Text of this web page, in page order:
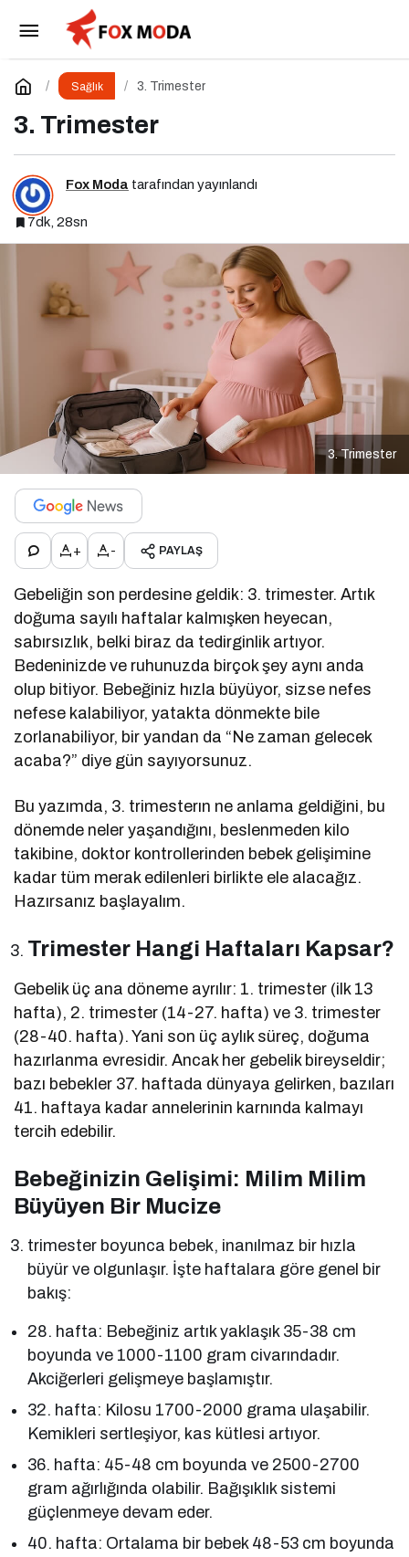
Sağlık 3. Trimester
3. Trimester
Fox Moda tarafından yayınlandı
7dk, 28sn
3. Trimester
+ - PAYLAŞ
Gebeliğin son perdesine geldik: 3. trimester. Artık
doğuma sayılı haftalar kalmışken heyecan,
sabırsızlık, belki biraz da tedirginlik artıyor.
Bedeninizde ve ruhunuzda birçok şey aynı anda
olup bitiyor. Bebeğiniz hızla büyüyor, sizse nefes
nefese kalabiliyor, yatakta dönmekte bile
zorlanabiliyor, bir yandan da “Ne zaman gelecek
acaba?” diye gün sayıyorsunuz.
Bu yazımda, 3. trimesterın ne anlama geldiğini, bu
dönemde neler yaşandığını, beslenmeden kilo
takibine, doktor kontrollerinden bebek gelişimine
kadar tüm merak edilenleri birlikte ele alacağız.
Hazırsanız başlayalım.
Trimester Hangi Haftaları Kapsar?
Gebelik üç ana döneme ayrılır: 1. trimester (ilk 13
hafta), 2. trimester (14-27. hafta) ve 3. trimester
(28-40. hafta). Yani son üç aylık süreç, doğuma
hazırlanma evresidir. Ancak her gebelik bireyseldir;
bazı bebekler 37. haftada dünyaya gelirken, bazıları
41. haftaya kadar annelerinin karnında kalmayı
tercih edebilir.
Bebeğinizin Gelişimi: Milim Milim
Büyüyen Bir Mucize
trimester boyunca bebek, inanılmaz bir hızla
büyür ve olgunlaşır. İşte haftalara göre genel bir
bakış:
28. hafta: Bebeğiniz artık yaklaşık 35-38 cm
boyunda ve 1000-1100 gram civarındadır.
Akciğerleri gelişmeye başlamıştır.
32. hafta: Kilosu 1700-2000 grama ulaşabilir.
Kemikleri sertleşiyor, kas kütlesi artıyor.
36. hafta: 45-48 cm boyunda ve 2500-2700
gram ağırlığında olabilir. Bağışıklık sistemi
güçlenmeye devam eder.
40. hafta: Ortalama bir bebek 48-53 cm boyunda
2. Trimester